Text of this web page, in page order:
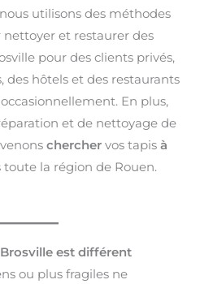
utilisons des méthodes
et restaurer des
pour des clients privés,
des hôtels et des restaurants
En plus,
et de nettoyage de
chercher vos tapis à
toute la région de Rouen.
est différent
ou plus fragiles ne